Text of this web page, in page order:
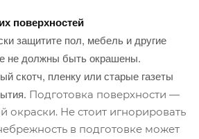
поверхностей
защитите пол, мебель и другие
не должны быть окрашены.
скотч, пленку или старые газеты
Подготовка поверхности —
окраски. Не стоит игнорировать
в подготовке может